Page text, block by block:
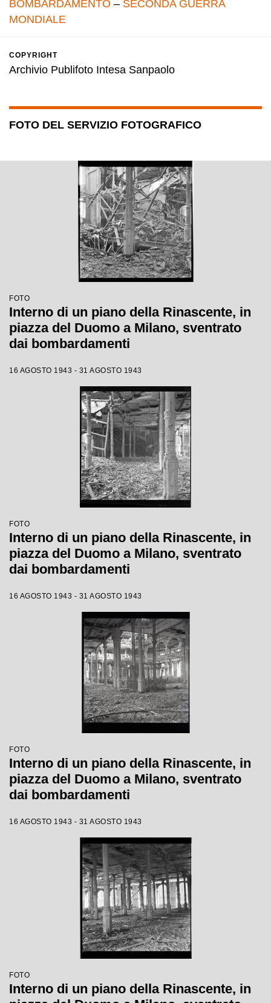
BOMBARDAMENTO – SECONDA GUERRA
MONDIALE
COPYRIGHT
Archivio Publifoto Intesa Sanpaolo
FOTO DEL SERVIZIO FOTOGRAFICO
FOTO
Interno di un piano della Rinascente, in
piazza del Duomo a Milano, sventrato
dai bombardamenti
16 AGOSTO 1943 - 31 AGOSTO 1943
FOTO
Interno di un piano della Rinascente, in
piazza del Duomo a Milano, sventrato
dai bombardamenti
16 AGOSTO 1943 - 31 AGOSTO 1943
FOTO
Interno di un piano della Rinascente, in
piazza del Duomo a Milano, sventrato
dai bombardamenti
16 AGOSTO 1943 - 31 AGOSTO 1943
FOTO
Interno di un piano della Rinascente, in